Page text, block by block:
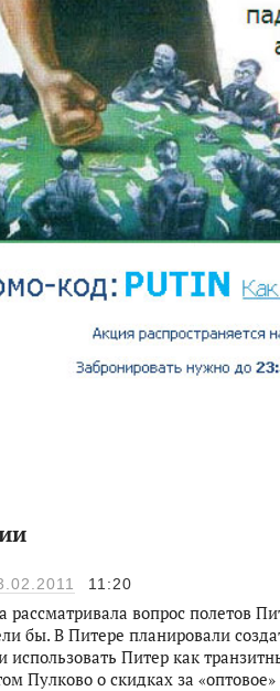
11:20
рассматривала вопрос полетов
бы. В Питере планировали
использовать Питер как
Пулково о скидках за